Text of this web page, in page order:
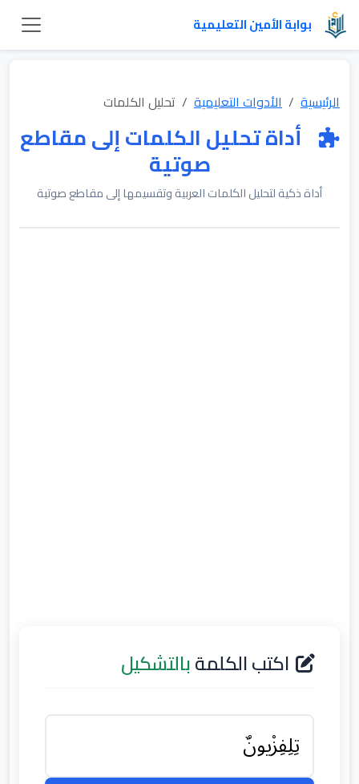
بوابة الأمين التعليمية
الرئيسية الأدوات التعليمية تحليل الكلمات
أداة تحليل الكلمات إلى مقاطع
صوتية
أداة ذكية لتحليل الكلمات العربية وتقسيمها إلى مقاطع صوتية
اكتب الكلمةبالتشكيل